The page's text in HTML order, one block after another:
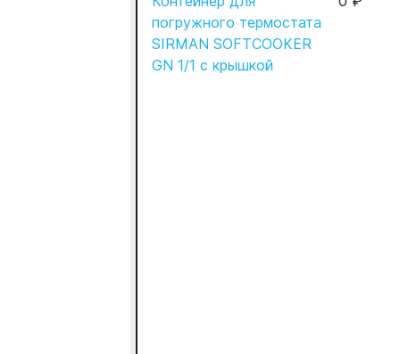
погружного термостата
SIRMAN SOFTCOOKER
GN 1/1 с крышкой